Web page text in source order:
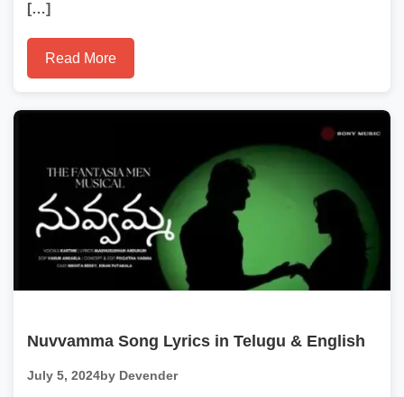
[…]
Read More
Nuvvamma Song Lyrics in Telugu & English
July 5, 2024by Devender